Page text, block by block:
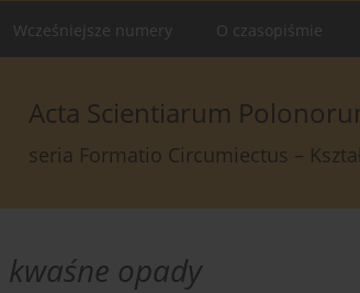
Wcześniejsze numery O czasopiśmie
Acta Scientiarum
seria Formatio Circumiectus –
kwaśne opady